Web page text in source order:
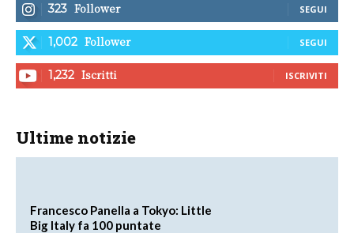
323 Follower SEGUI
1,002 Follower SEGUI
1,232 Iscritti ISCRIVITI
Ultime notizie
Francesco Panella a Tokyo: Little
Big Italy fa 100 puntate